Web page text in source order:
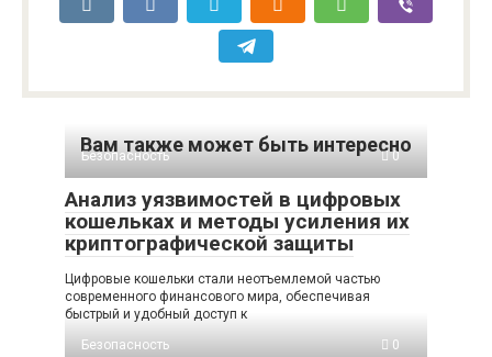
Вам также может быть интересно
Безопасность 0
Анализ уязвимостей в цифровых
кошельках и методы усиления их
криптографической защиты
Цифровые кошельки стали неотъемлемой частью
современного финансового мира, обеспечивая
быстрый и удобный доступ к
Безопасность
0